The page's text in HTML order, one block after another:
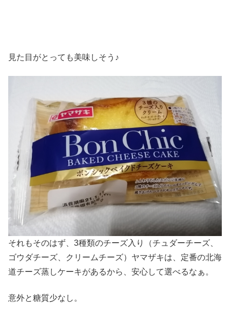
見た目がとっても美味しそう♪
それもそのはず、3種類のチーズ入り（チュダーチーズ、
ゴウダチーズ、クリームチーズ）ヤマザキは、定番の北海
道チーズ蒸しケーキがあるから、安心して選べるなぁ。
意外と糖質少なし。